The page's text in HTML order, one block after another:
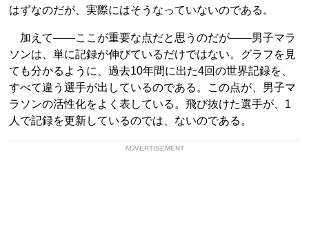
はずなのだが、実際にはそうなっていないのである。
加えて――ここが重要な点だと思うのだが――男子マラ
ソンは、単に記録が伸びているだけではない。グラフを見
ても分かるように、過去10年間に出た4回の世界記録を、
すべて違う選手が出しているのである。この点が、男子マ
ラソンの活性化をよく表している。飛び抜けた選手が、1
人で記録を更新しているのでは、ないのである。
ADVERTISEMENT